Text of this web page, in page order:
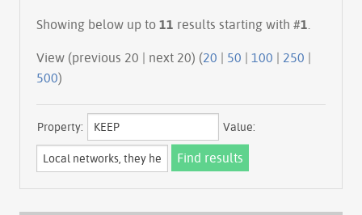
Showing below up to 11 results starting with #1
View (previous 20 | next 20) (20 | 50 | 100 | 250 |
500)
Property: Value: